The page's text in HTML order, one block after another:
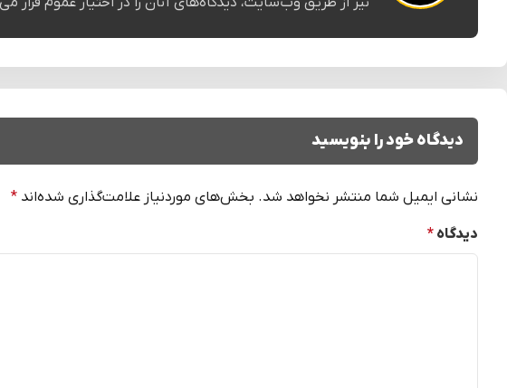
دیدگاه خود را بنویسید
نشانی ایمیل شما منتشر نخواهد شد. بخش‌های موردنیاز علامت‌گذاری شده‌اند *
دیدگاه *